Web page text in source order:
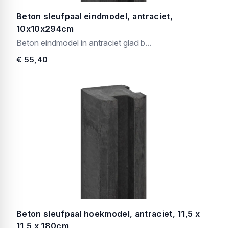
Beton sleufpaal eindmodel, antraciet,
10x10x294cm
Beton eindmodel in antraciet glad b...
€ 55,40
Beton sleufpaal hoekmodel, antraciet, 11,5 x
11,5 x 180cm